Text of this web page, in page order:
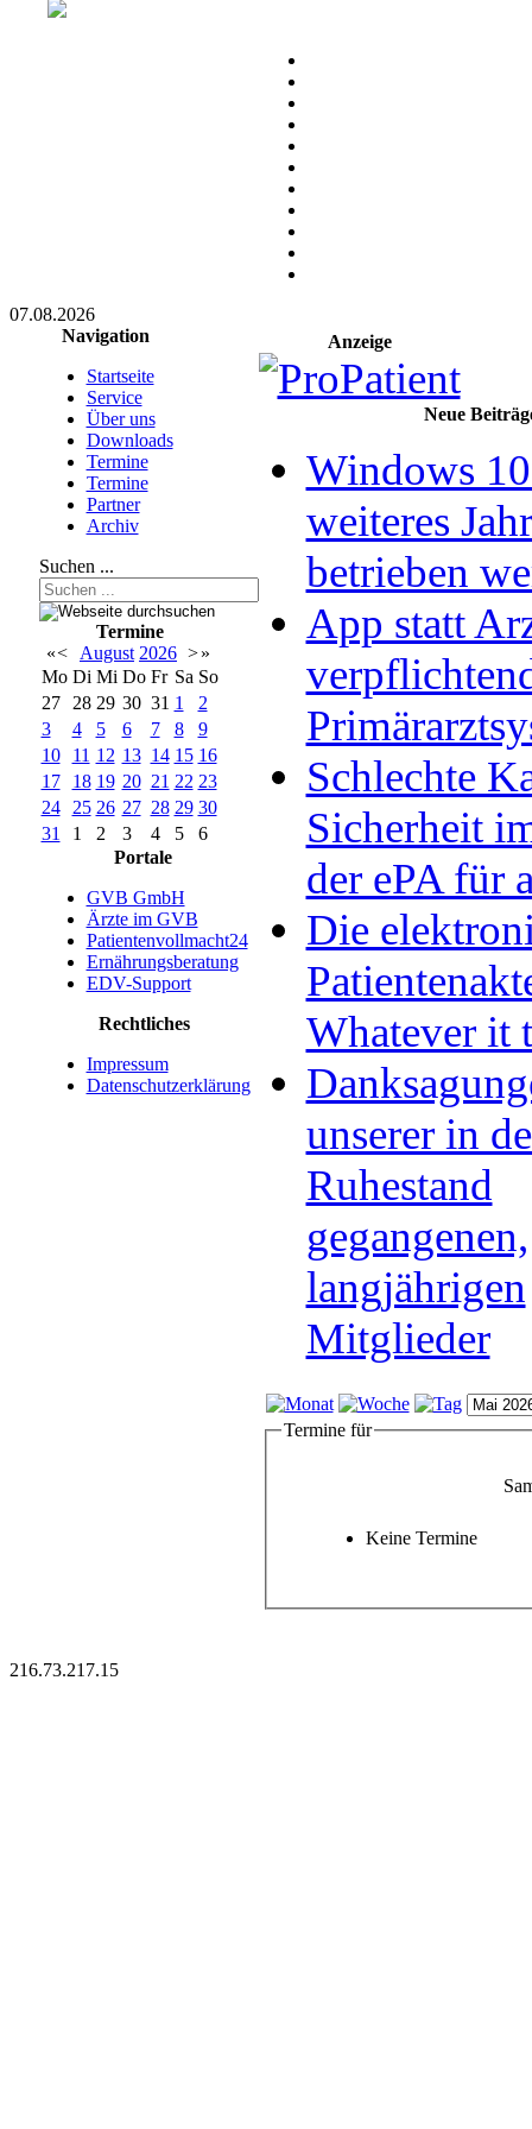
07.08.2026
Navigation
Startseite
Service
Über uns
Downloads
Termine
Termine
Partner
Archiv
Suchen ...
Termine
«< August 2026 >»
Mo Di Mi Do Fr Sa So
27
28 29 30 31 1
2
3
4 5 6 7 8
9
10
11 12 13 14 15 16
17
18 19 20 21 22 23
24
25 26 27 28 29 30
31
1 2 3 4 5
6
Portale
GVB GmbH
Ärzte im GVB
Patientenvollmacht24
Ernährungsberatung
EDV-Support
Rechtliches
Impressum
Datenschutzerklärung
Anzeige
Neue
Windows
weiteres
betrieben
App statt
Schlechte
Sicherheit
der ePA für
Die
Whatever it
unserer in
Ruhestand
gegangenen,
langjährigen
Mitglieder
Termine für
Keine Termine
216.73.217.15